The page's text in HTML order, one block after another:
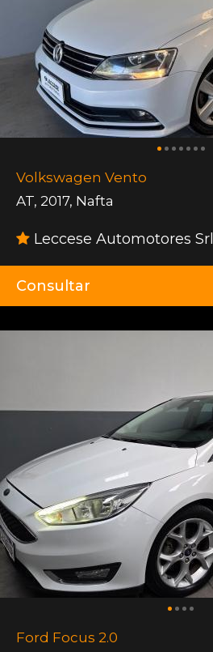
Volkswagen Vento
AT, 2017, Nafta
Leccese Automotores Srl
Consultar
Ford Focus 2.0